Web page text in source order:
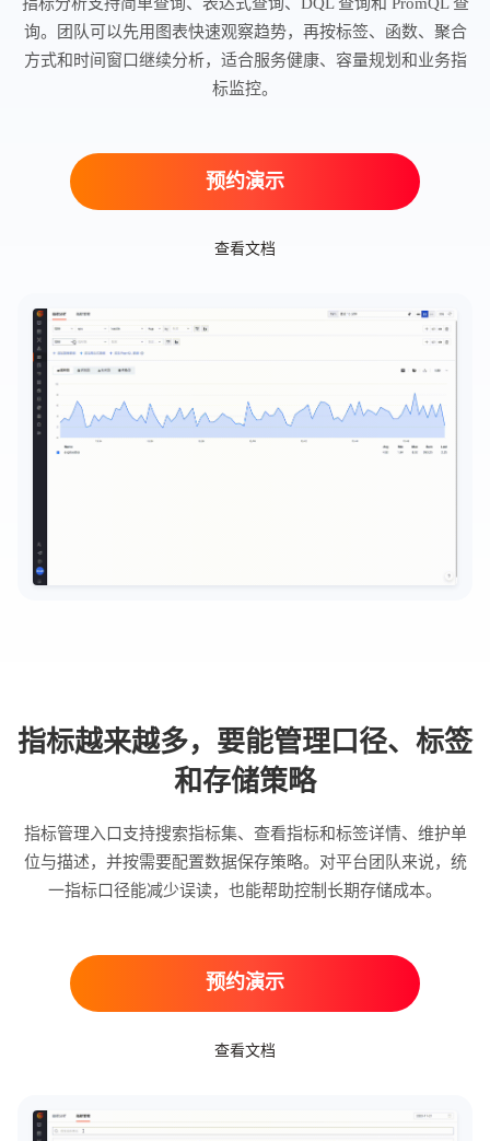
询。团队可以先用图表快速观察趋势，再按标签、函数、聚合
方式和时间窗口继续分析，适合服务健康、容量规划和业务指
标监控。
预约演示
查看文档
指标越来越多，要能管理口径、标签
和存储策略
指标管理入口支持搜索指标集、查看指标和标签详情、维护单
位与描述，并按需要配置数据保存策略。对平台团队来说，统
一指标口径能减少误读，也能帮助控制长期存储成本。
预约演示
查看文档